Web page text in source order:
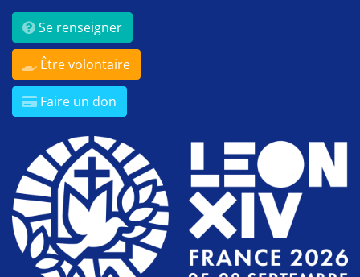
Se renseigner
Être volontaire
Faire un don